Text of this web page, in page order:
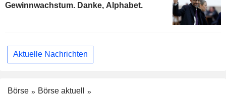
Gewinnwachstum. Danke, Alphabet.
Aktuelle Nachrichten
Börse
Börse aktuell